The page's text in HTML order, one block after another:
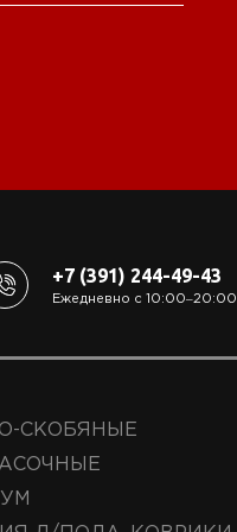
+7 (391) 244-49-43
Ежедневно с 10:00‒20:00
СКОБЯНЫЕ